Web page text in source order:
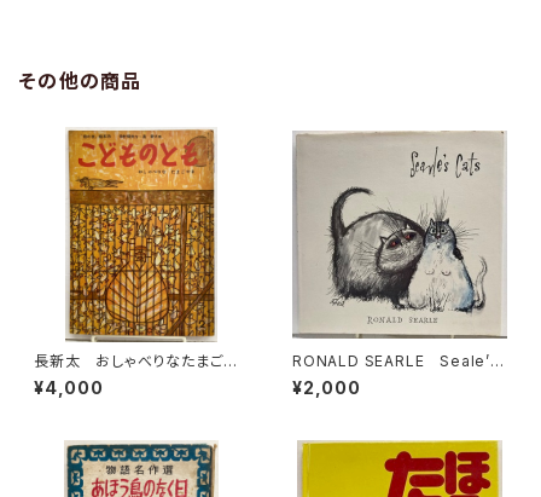
その他の商品
長新太 おしゃべりなたまごや
き 寺村輝夫 こどものとも「母
の友」絵本35 1959年 福音
¥4,000
RONALD SEARLE Seale’s
Cats 1967年初版の1973年
４刷 DENNIS DOBSON
¥2,000